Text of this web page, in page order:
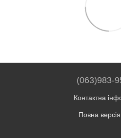
(063)983-
Контактна
Повна